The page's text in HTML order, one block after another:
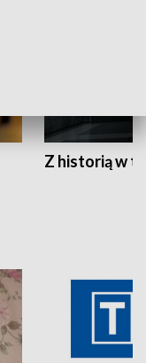
Z historią w